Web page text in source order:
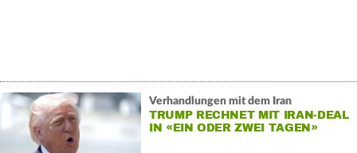
Verhandlungen mit dem Iran
TRUMP RECHNET MIT IRAN-DEAL
IN «EIN ODER ZWEI TAGEN»